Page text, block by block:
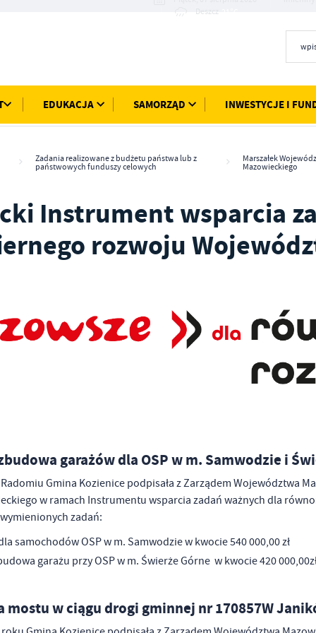
Deszcz
EDUKACJA SAMORZĄD INWESTYCJE I
Zadania realizowane z budżetu państwa lub z
państwowych funduszy celowych
Marszałek
Mazowieckiego
Instrument wsparcia
rozwoju
garażów dla OSP w m. Samwodzie i
Gmina Kozienice podpisała z Zarządem Województwa
w ramach Instrumentu wsparcia zadań ważnych dla
zadań:
samochodów OSP w m. Samwodzie w kwocie 540 000,00 zł
garażu przy OSP w m. Świerże Górne w kwocie 420
mostu w ciągu drogi gminnej nr 170857W